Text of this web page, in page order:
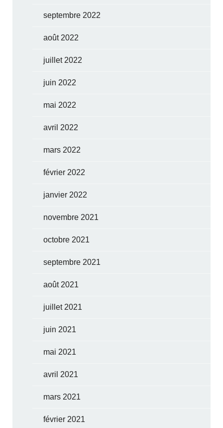
septembre 2022
août 2022
juillet 2022
juin 2022
mai 2022
avril 2022
mars 2022
février 2022
janvier 2022
novembre 2021
octobre 2021
septembre 2021
août 2021
juillet 2021
juin 2021
mai 2021
avril 2021
mars 2021
février 2021